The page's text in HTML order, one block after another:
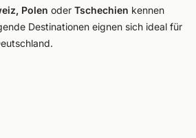
Polen oder Tschechien kennen
Destinationen eignen sich ideal für